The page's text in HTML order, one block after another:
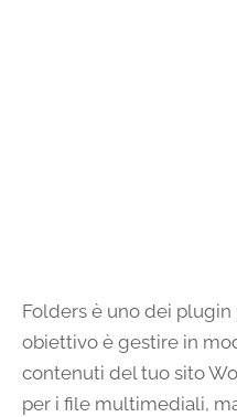
Folders è uno dei
obiettivo è gestire in
contenuti del tuo sito
per i file multimediali,